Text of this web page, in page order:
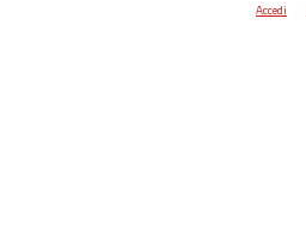
Accedi